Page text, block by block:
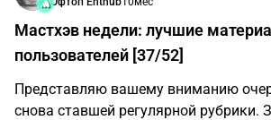
Мастхэв недели: лучшие
пользователей [37/52]
Представляю вашему вниманию
снова ставшей регулярной рубрики.